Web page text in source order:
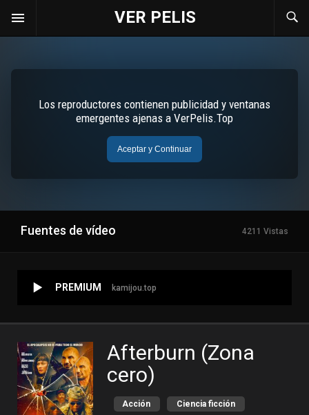
VER PELIS
Fuentes de vídeo 4211 Vistas
PREMIUM kamijou.top
Afterburn (Zona
cero)
Acción Ciencia ficción